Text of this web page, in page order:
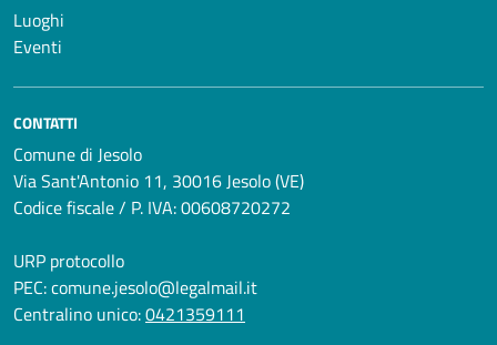
Luoghi
Eventi
CONTATTI
Comune di Jesolo
Via Sant'Antonio 11, 30016 Jesolo (VE)
Codice fiscale / P. IVA: 00608720272
URP protocollo
PEC:comune.jesolo@legalmail.it
Centralino unico:0421359111